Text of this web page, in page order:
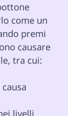
come un
premi
causare
tra cui:
livelli